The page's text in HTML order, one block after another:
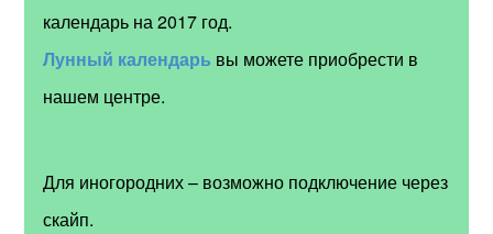
календарь на 2017 год.
Лунный календарь вы можете приобрести в
нашем центре.
Для иногородних – возможно подключение через
скайп.